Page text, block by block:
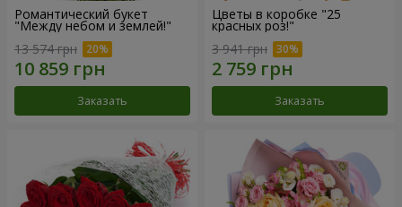
Романтический букет
"Между небом и землей!"
13 574 грн
Заказать
Цветы в коробке "25
красных роз!"
3 941 грн
Заказать